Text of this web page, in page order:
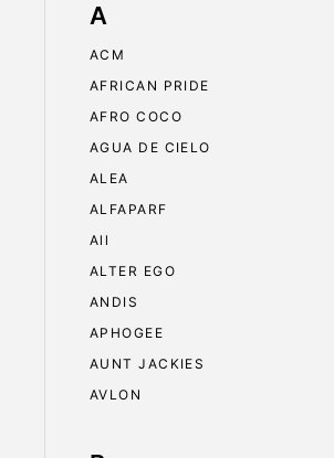
A
ACM
AFRICAN PRIDE
AFRO COCO
AGUA DE CIELO
ALEA
ALFAPARF
All
ALTER EGO
ANDIS
APHOGEE
AUNT JACKIES
AVLON